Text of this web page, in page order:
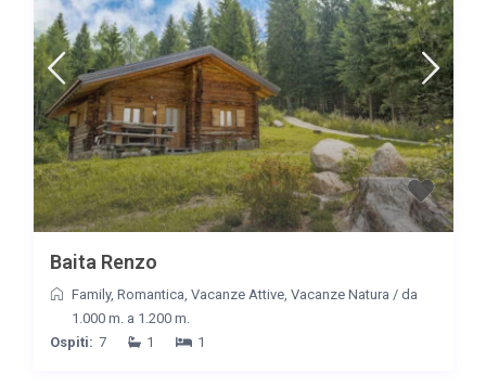
Baita Renzo
Family, Romantica Vacanze Attive, Vacanze Natura / da
1.000 m. a 1.200 m.
Ospiti: 7 1 1